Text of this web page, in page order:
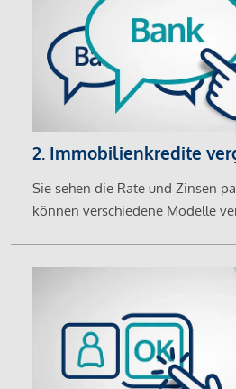
2. Immobilienkredite
Sie sehen die Rate und Zinsen
können verschiedene Modelle